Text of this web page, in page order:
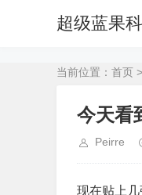
超级蓝果
当前位置： 首页 >
今天看
Peirre
现在贴上